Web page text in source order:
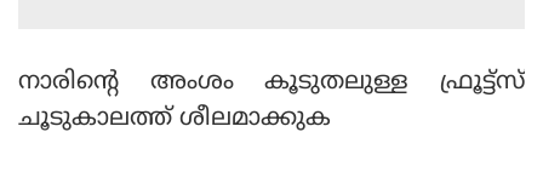
നാരിന്റെ അംശം കൂടുതലുള്ള ഫ്രൂട്ട്‌സ്
ചൂടുകാലത്ത് ശീലമാക്കുക